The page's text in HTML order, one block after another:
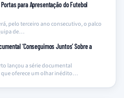
para Apresentação do Futebol
pelo terceiro ano consecutivo, o palco
de…
‘Conseguimos Juntos’ Sobre a
lançou a série documental
oferece um olhar inédito…